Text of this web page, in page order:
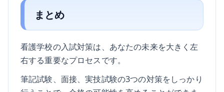
まとめ
看護学校の入試対策は、あなたの未来を大きく左
右する重要なプロセスです。
筆記試験、面接、実技試験の3つの対策をしっかり